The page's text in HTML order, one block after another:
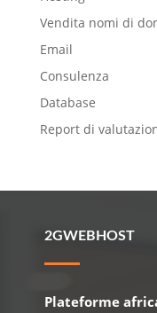
Vendita nomi di
Email
Consulenza
Database
Report di
2GWEBHOST
Plateforme